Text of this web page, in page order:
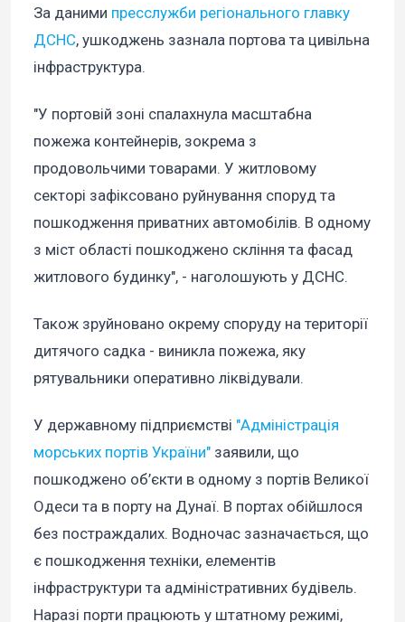
За даними пресслужби регіонального главку
ДСНС, ушкоджень зазнала портова та цивільна
інфраструктура.
"У портовій зоні спалахнула масштабна
пожежа контейнерів, зокрема з
продовольчими товарами. У житловому
секторі зафіксовано руйнування споруд та
пошкодження приватних автомобілів. В одному
з міст області пошкоджено скління та фасад
житлового будинку", - наголошують у ДСНС.
Також зруйновано окрему споруду на території
дитячого садка - виникла пожежа, яку
рятувальники оперативно ліквідували.
У державному підприємстві "Адміністрація
морських портів України" заявили, що
пошкоджено об’єкти в одному з портів Великої
Одеси та в порту на Дунаї. В портах обійшлося
без постраждалих. Водночас зазначається, що
є пошкодження техніки, елементів
інфраструктури та адміністративних будівель.
Наразі порти працюють у штатному режимі,